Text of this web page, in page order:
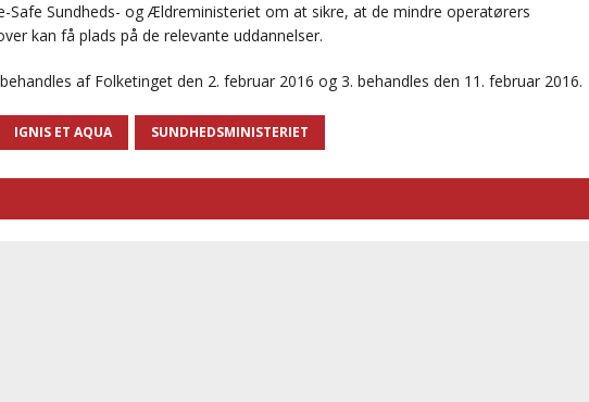
Safe Sundheds- og Ældreministeriet om at sikre, at de mindre operatørers
kan få plads på de relevante uddannelser.
af Folketinget den 2. februar 2016 og 3. behandles den 11. februar 2016.
IGNIS ET AQUA SUNDHEDSMINISTERIET